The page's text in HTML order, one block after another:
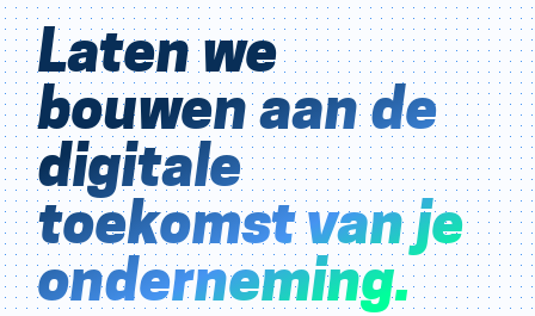
Projecten
Contact
Laten we
bouwen aan de
digitale
toekomst van je
onderneming.